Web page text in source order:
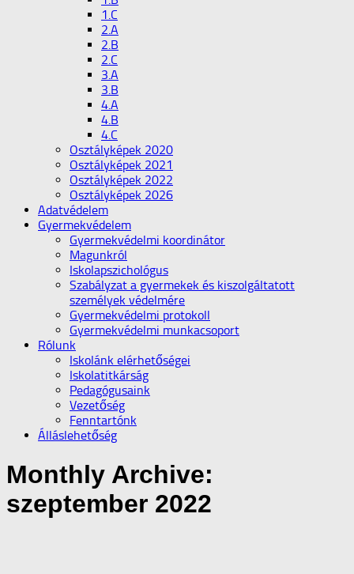
1.C
2.A
2.B
2.C
3.A
3.B
4.A
4.B
4.C
Osztályképek 2020
Osztályképek 2021
Osztályképek 2022
Osztályképek 2026
Adatvédelem
Gyermekvédelem
Gyermekvédelmi koordinátor
Magunkról
Iskolapszichológus
Szabályzat a gyermekek és kiszolgáltatott
személyek védelmére
Gyermekvédelmi protokoll
Gyermekvédelmi munkacsoport
Rólunk
Iskolánk elérhetőségei
Iskolatitkárság
Pedagógusaink
Vezetőség
Fenntartónk
Álláslehetőség
Monthly Archive:
szeptember 2022